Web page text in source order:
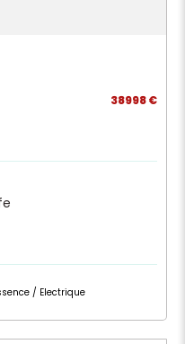
38998 €
/ Electrique